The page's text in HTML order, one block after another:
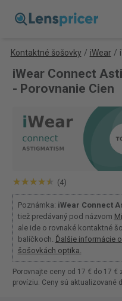
Kontaktné šošovky / iWear /
iWear Connect
- Porovnanie Cien
(4)
Poznámka: iWear Connect
tiež predávaný pod názvom
ale ide o rovnaké kontaktné
balíčkoch. Ďalšie informácie
šošovkách optika.
Porovnajte ceny od 17 € do 17
províziu. Ceny sú aktualizované